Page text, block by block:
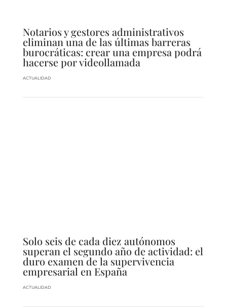
Notarios y gestores administrativos
eliminan una de las últimas barreras
burocráticas: crear una empresa podrá
hacerse por videollamada
ACTUALIDAD
Solo seis de cada diez autónomos
superan el segundo año de actividad: el
duro examen de la supervivencia
empresarial en España
ACTUALIDAD